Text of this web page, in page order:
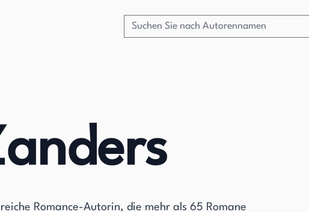
Romance-Autorin, die mehr als 65 Romane